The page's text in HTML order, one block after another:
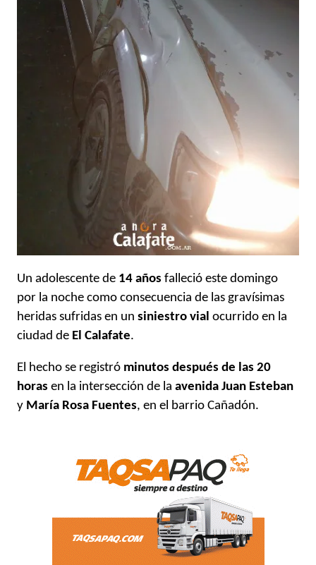
Un adolescente de 14 años falleció este domingo
por la noche como consecuencia de las gravísimas
heridas sufridas en un siniestro vial ocurrido en la
ciudad de El Calafate.
El hecho se registró minutos después de las 20
horas en la intersección de la avenida Juan Esteban
y María Rosa Fuentes, en el barrio Cañadón.